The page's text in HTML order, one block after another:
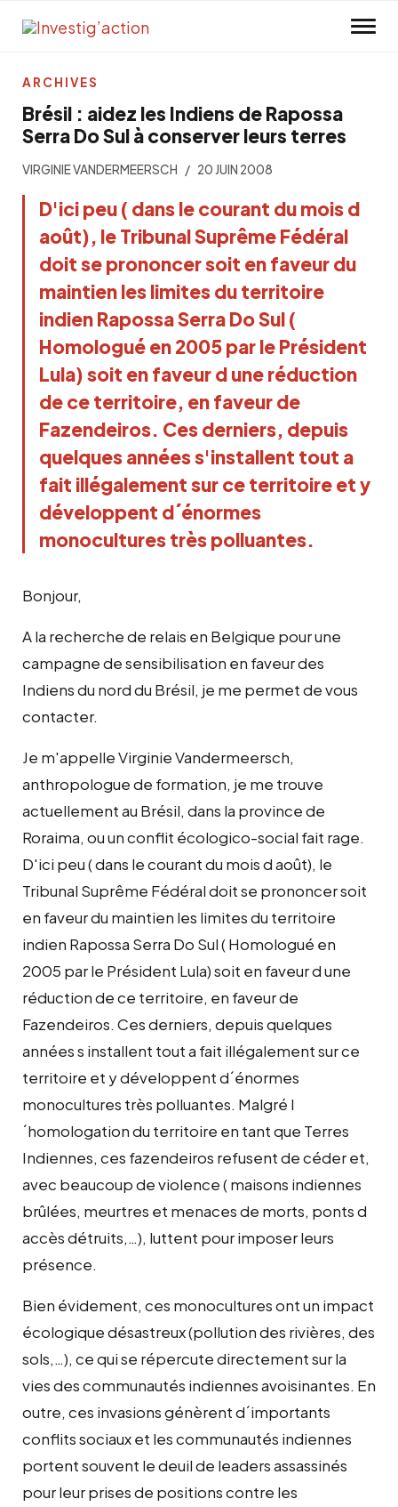
Brésil : aidez les Indiens de Rapossa
Serra Do Sul à conserver leurs terres
VIRGINIE VANDERMEERSCH 20 JUIN 2008
D'ici peu ( dans le courant du mois d
août), le Tribunal Suprême Fédéral
doit se prononcer soit en faveur du
maintien les limites du territoire
indien Rapossa Serra Do Sul (
Homologué en 2005 par le Président
Lula) soit en faveur d une réduction
de ce territoire, en faveur de
Fazendeiros. Ces derniers, depuis
quelques années s'installent tout a
fait illégalement sur ce territoire et y
développent d´énormes
monocultures très polluantes.
Bonjour,
A la recherche de relais en Belgique pour une
campagne de sensibilisation en faveur des
Indiens du nord du Brésil, je me permet de vous
contacter.
Je m'appelle Virginie Vandermeersch,
anthropologue de formation, je me trouve
actuellement au Brésil, dans la province de
Roraima, ou un conflit écologico-social fait rage.
D'ici peu ( dans le courant du mois d août), le
Tribunal Suprême Fédéral doit se prononcer soit
en faveur du maintien les limites du territoire
indien Rapossa Serra Do Sul ( Homologué en
2005 par le Président Lula) soit en faveur d une
réduction de ce territoire, en faveur de
Fazendeiros. Ces derniers, depuis quelques
années s installent tout a fait illégalement sur ce
territoire et y développent d´énormes
monocultures très polluantes. Malgré l
´homologation du territoire en tant que Terres
Indiennes, ces fazendeiros refusent de céder et,
avec beaucoup de violence ( maisons indiennes
brûlées, meurtres et menaces de morts, ponts d
accès détruits,…), luttent pour imposer leurs
présence.
Bien évidement, ces monocultures ont un impact
écologique désastreux (pollution des rivières, des
sols,…), ce qui se répercute directement sur la
vies des communautés indiennes avoisinantes. En
outre, ces invasions génèrent d´importants
conflits sociaux et les communautés indiennes
portent souvent le deuil de leaders assassinés
pour leur prises de positions contre les
ARCHIVES